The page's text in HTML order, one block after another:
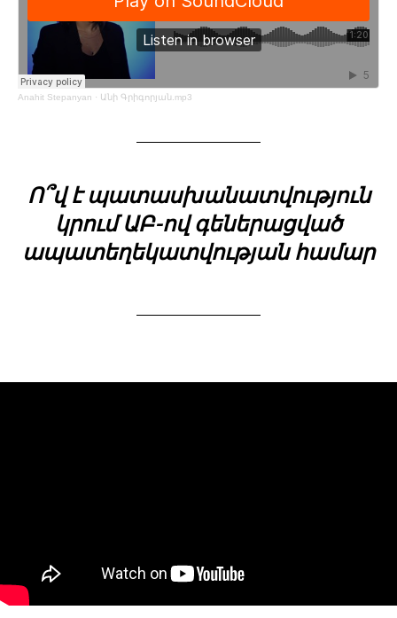
Anahit Stepanyan · Անի Գրիգորյան.mp3
Ո՞վ է պատասխանատվություն
կրում ԱԲ-ով գեներացված
ապատեղեկատվության համար